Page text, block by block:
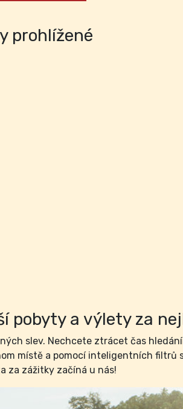
prohlížené
pobyty a výlety za
slev. Nechcete ztrácet čas
místě a pomocí inteligentních
za zážitky začíná u nás!